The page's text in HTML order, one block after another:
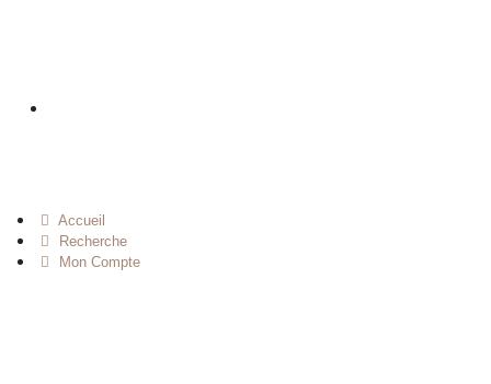
Accueil
Recherche
Mon Compte